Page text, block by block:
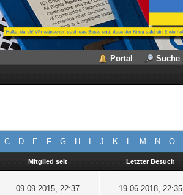
Portal Suche
C D E F G H J K L M N O
Mitglied seit Letzter Besuch
09.09.2015, 22:37 19.06.2018, 22:35